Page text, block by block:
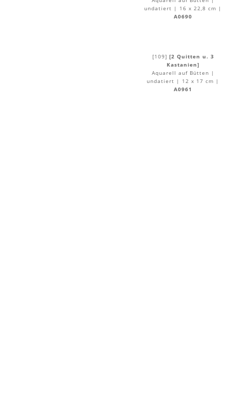
undatiert | 16 x 22,8 cm |
A0690
[109] [2 Quitten u. 3
Kastanien]
Aquarell auf Bütten |
undatiert | 12 x 17 cm |
A0961